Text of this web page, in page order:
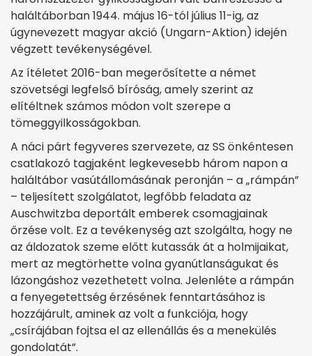
haláltáborban 1944. május 16-tól július 11-ig, az
úgynevezett magyar akció (Ungarn-Aktion) idején
végzett tevékenységével.
Az ítéletet 2016-ban megerősítette a német
szövetségi legfelső bíróság, amely szerint az
elítéltnek számos módon volt szerepe a
tömeggyilkosságokban.
A náci párt fegyveres szervezete, az SS önkéntesen
csatlakozó tagjaként legkevesebb három napon a
haláltábor vasútállomásának peronján – a „rámpán”
– teljesített szolgálatot, legfőbb feladata az
Auschwitzba deportált emberek csomagjainak
őrzése volt. Ez a tevékenység azt szolgálta, hogy ne
az áldozatok szeme előtt kutassák át a holmijaikat,
mert az megtörhette volna gyanútlanságukat és
lázongáshoz vezethetett volna. Jelenléte a rámpán
a fenyegetettség érzésének fenntartásához is
hozzájárult, aminek az volt a funkciója, hogy
„csírájában fojtsa el az ellenállás és a menekülés
gondolatát”.